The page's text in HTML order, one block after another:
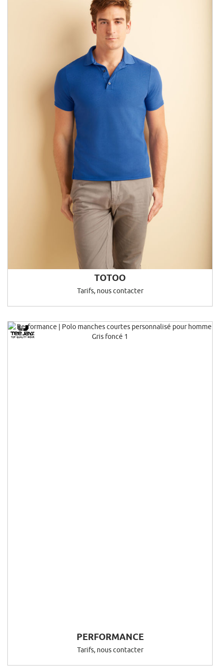
TOTOO
Tarifs, nous contacter
PERFORMANCE
Tarifs, nous contacter